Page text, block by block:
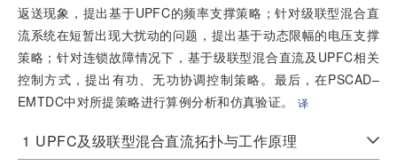
返送现象，提出基于UPFC的频率支撑策略；针对级联型混合直
流系统在短暂出现大扰动的问题，提出基于动态限幅的电压支撑
策略；针对连锁故障情况下，基于级联型混合直流及UPFC相关
控制方式，提出有功、无功协调控制策略。最后，在PSCAD–
EMTDC中对所提策略进行算例分析和仿真验证。
译
1 UPFC及级联型混合直流拓扑与工作原理